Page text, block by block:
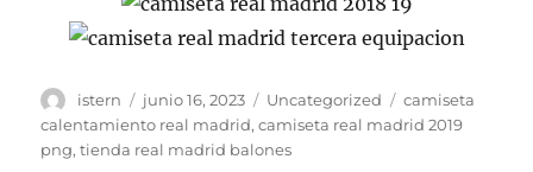
Autor
istern
Publicado
el
junio 16, 2023 Categorías
Uncategorized Etiquetas
camiseta
calentamiento real madrid,camiseta real madrid 2019
png,tienda real madrid balones